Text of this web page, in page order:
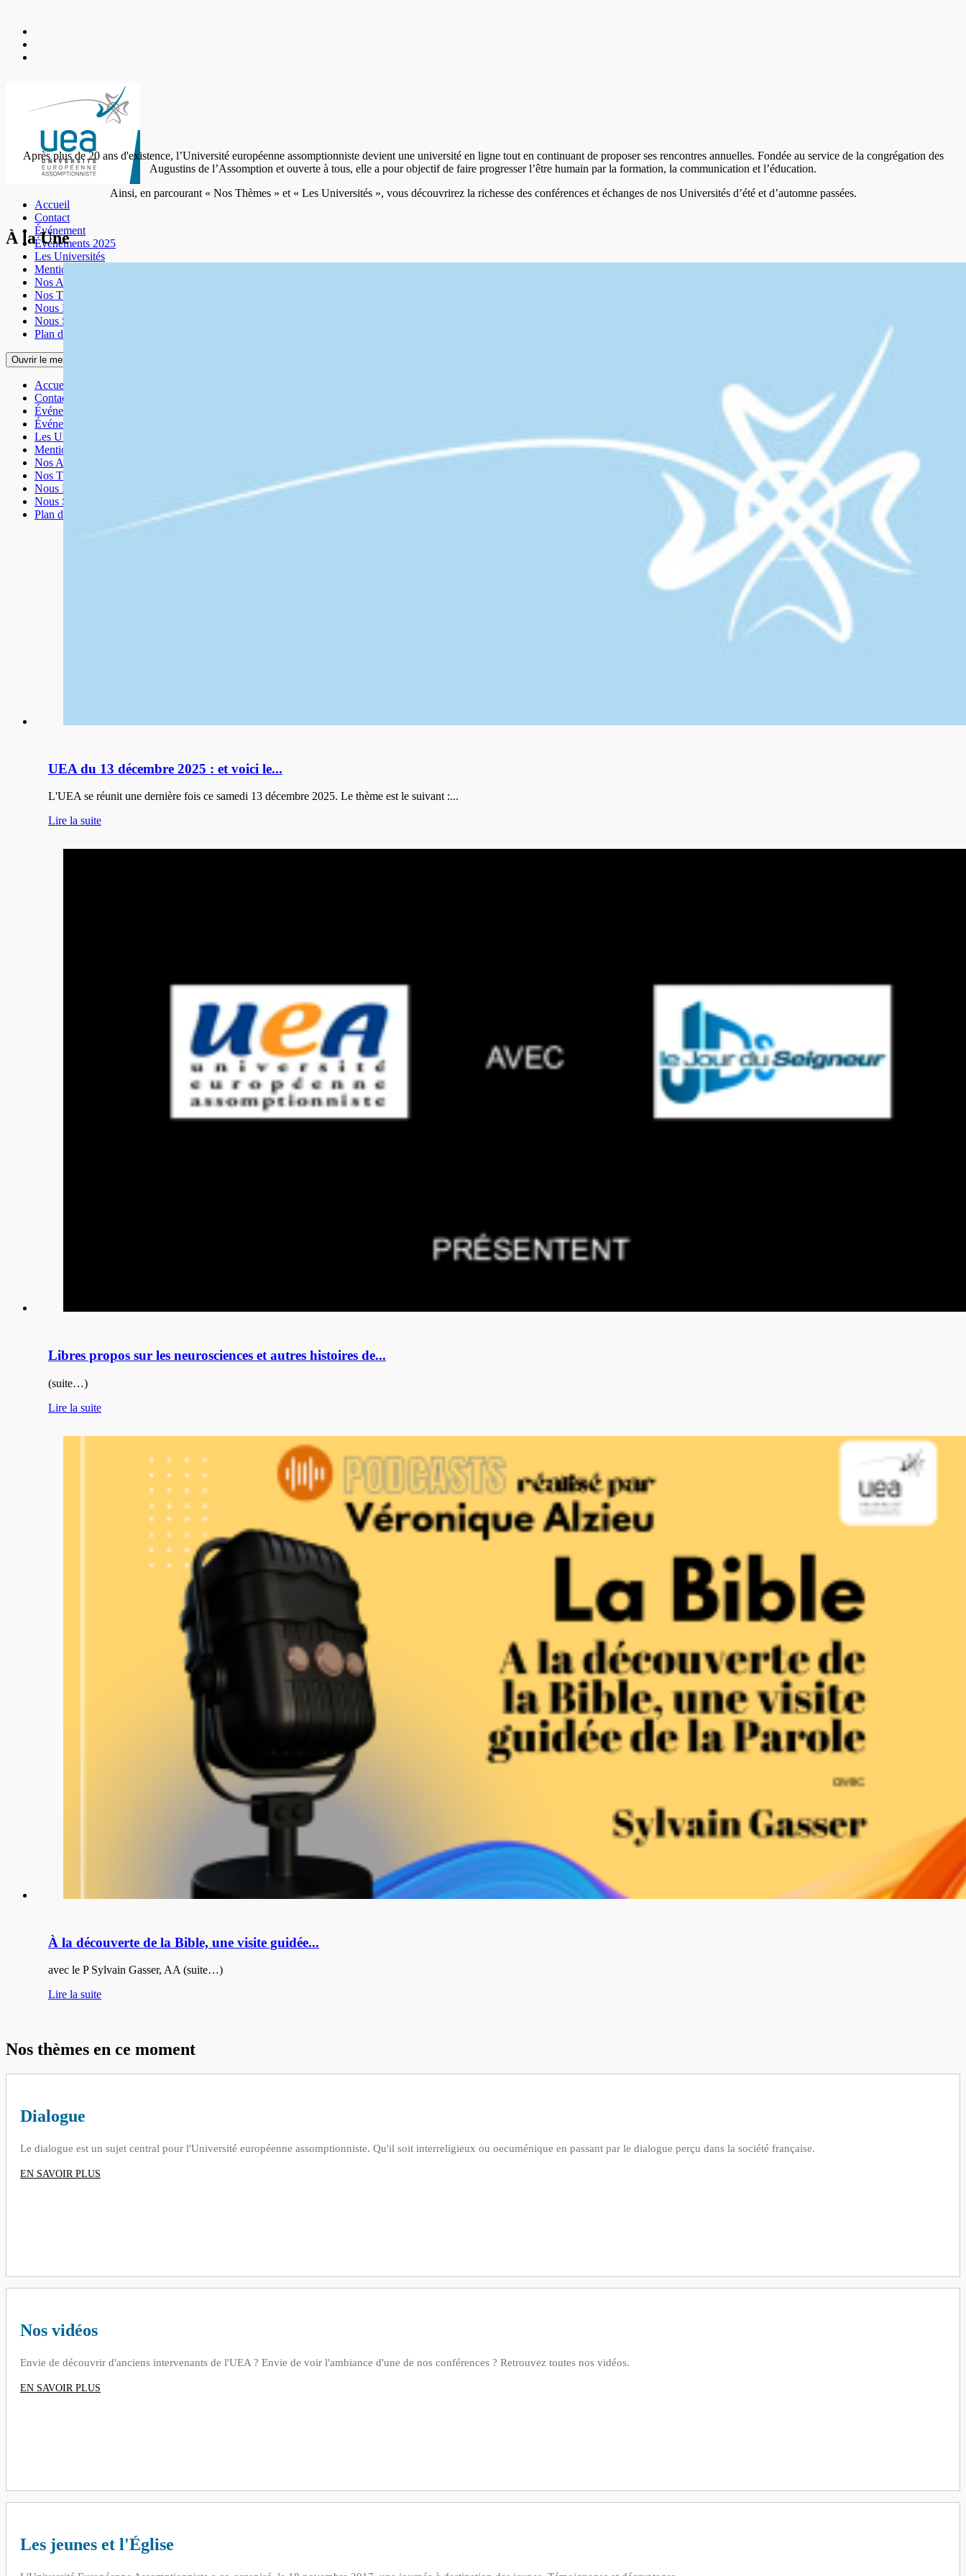
Accueil
Contact
Événement
Événements 2025
Les Universités
Mentions légales
Nos Amis
Nos Thèmes
Nous Découvrir
Nous Soutenir
Plan du site
Ouvrir le menu
Accueil
Contact
Événement
Événements 2025
Les Universités
Mentions légales
Nos Amis
Nos Thèmes
Nous Découvrir
Nous Soutenir
Plan du site
Après plus de 20 ans d'existence, l’Université européenne assomptionniste devient une université en ligne tout en continuant de proposer ses rencontres annuelles. Fondée au service de la congrégation des
Augustins de l’Assomption et ouverte à tous, elle a pour objectif de faire progresser l’être humain par la formation, la communication et l’éducation.
Ainsi, en parcourant « Nos Thèmes » et « Les Universités », vous découvrirez la richesse des conférences et échanges de nos Universités d’été et d’automne passées.
À la Une
UEA du 13 décembre 2025 : et voici le...
L'UEA se réunit une dernière fois ce samedi 13 décembre 2025. Le thème est le suivant :...
Lire la suite
Libres propos sur les neurosciences et autres histoires de...
(suite…)
Lire la suite
À la découverte de la Bible, une visite guidée...
avec le P Sylvain Gasser, AA (suite…)
Lire la suite
Nos thèmes en ce moment
Dialogue
Le dialogue est un sujet central pour l'Université européenne assomptionniste. Qu'il soit interreligieux ou oecuménique en passant par le dialogue perçu dans la société française.
EN SAVOIR PLUS
Nos vidéos
Envie de découvrir d'anciens intervenants de l'UEA ? Envie de voir l'ambiance d'une de nos conférences ? Retrouvez toutes nos vidéos.
EN SAVOIR PLUS
Les jeunes et l'Église